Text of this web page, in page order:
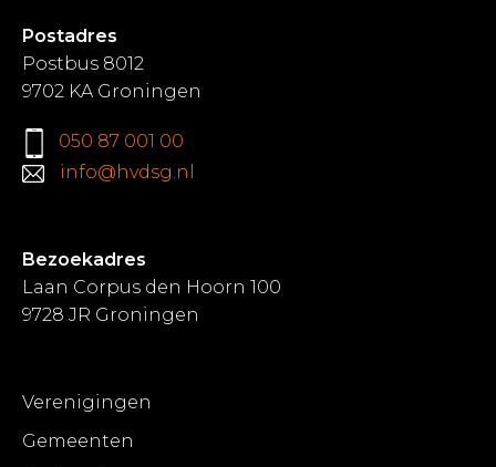
Postadres
Postbus 8012
9702 KA Groningen
050 87 001 00
info@hvdsg.nl
Bezoekadres
Laan Corpus den Hoorn 100
9728 JR Groningen
Verenigingen
Gemeenten